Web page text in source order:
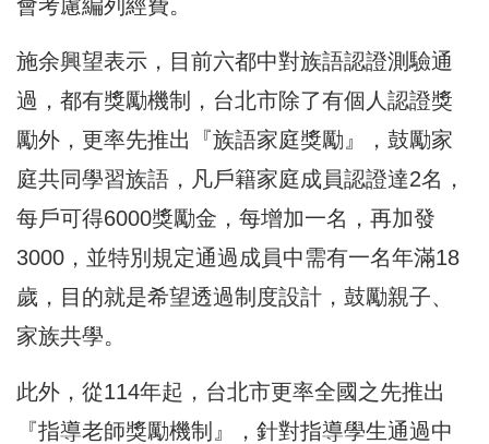
會考慮編列經費。
施余興望表示，目前六都中對族語認證測驗通
過，都有獎勵機制，台北市除了有個人認證獎
勵外，更率先推出『族語家庭獎勵』，鼓勵家
庭共同學習族語，凡戶籍家庭成員認證達2名，
每戶可得6000獎勵金，每增加一名，再加發
3000，並特別規定通過成員中需有一名年滿18
歲，目的就是希望透過制度設計，鼓勵親子、
家族共學。
此外，從114年起，台北市更率全國之先推出
『指導老師獎勵機制』，針對指導學生通過中